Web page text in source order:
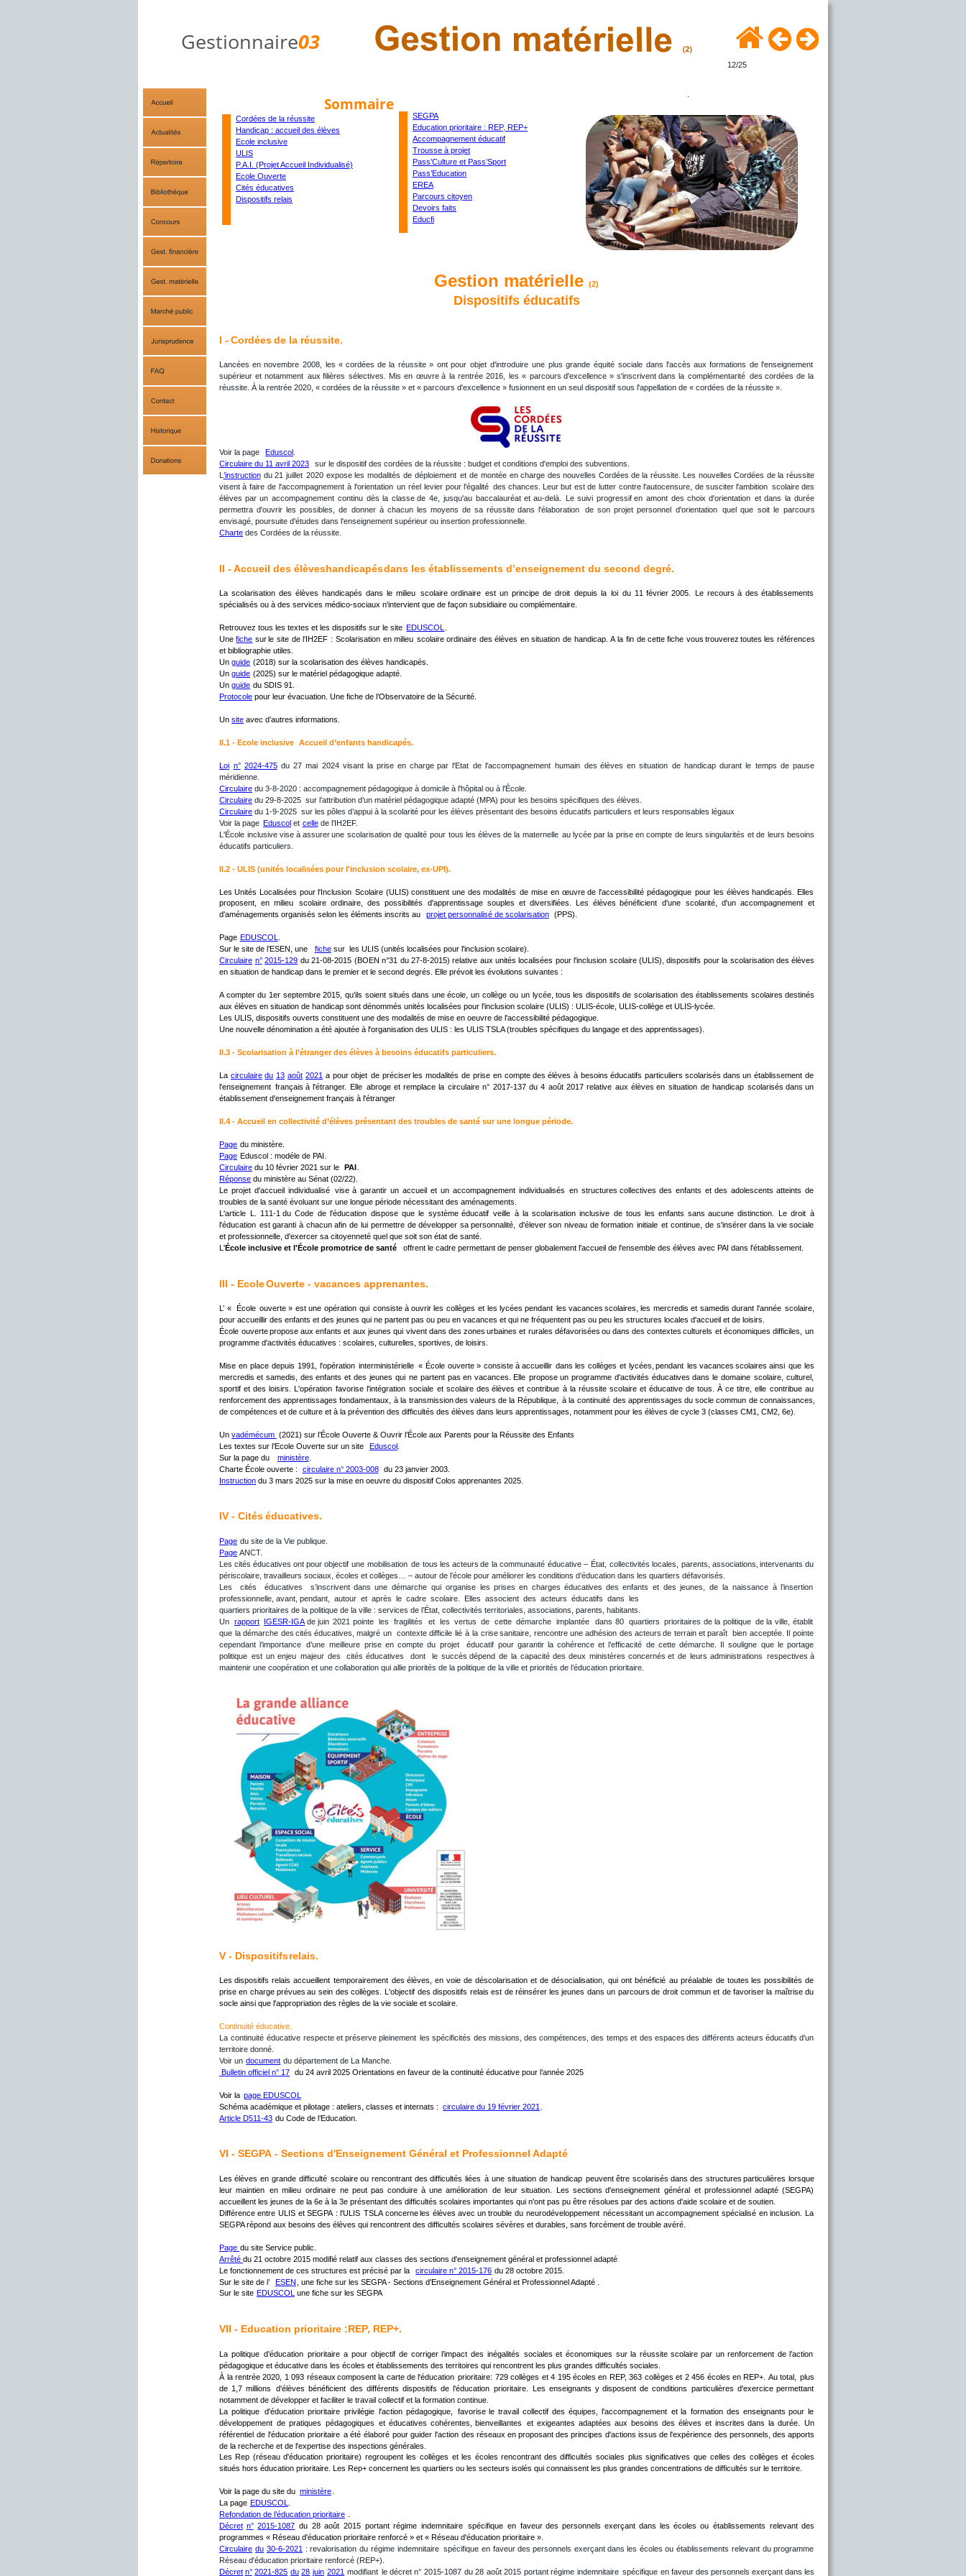
Gestionnaire03
Gestion matérielle (2)
Dispositifs éducatifs
I - Cordées de la réussite.
Lancées en novembre 2008, les « cordées de la réussite » ont pour objet d'introduire une plus grande équité sociale dans l'accès aux formations de l'enseignement
supérieur et notamment aux filières sélectives. Mis en œuvre à la rentrée 2016, les « parcours d'excellence » s'inscrivent dans la complémentarité des cordées de la
réussite. À la rentrée 2020, « cordées de la réussite » et « parcours d'excellence » fusionnent en un seul dispositif sous l'appellation de « cordées de la réussite ».
Voir la page Eduscol
Circulaire du 11 avril 2023
  sur le dispositif des cordées de la réussite : budget et conditions d'emploi des subventions.
L ’instruction du 21 juillet 2020 expose les modalités de déploiement et de montée en charge des nouvelles Cordées de la réussite. Les nouvelles Cordées de la réussite
visent à faire de l'accompagnement à l'orientation un réel levier pour l'égalité des chances. Leur but est de lutter contre l'autocensure, de susciter l'ambition scolaire des
élèves par un accompagnement continu dès la classe de 4e, jusqu'au baccalauréat et au-delà. Le suivi progressif en amont des choix d'orientation et dans la durée
permettra d'ouvrir les possibles, de donner à chacun les moyens de sa réussite dans l'élaboration de son projet personnel d'orientation quel que soit le parcours
envisagé, poursuite d'études dans l'enseignement supérieur ou insertion professionnelle.
Charte des Cordées de la réussite.
II - Accueil des élèves handicapés dans les établissements d’enseignement du second degré.
La scolarisation des élèves handicapés dans le milieu scolaire ordinaire est un principe de droit depuis la loi du 11 février 2005. Le recours à des établissements
spécialisés ou à des services médico-sociaux n'intervient que de façon subsidiaire ou complémentaire.
Retrouvez tous les textes et les dispositifs sur le site EDUSCOL
Une fiche sur le site de l’IH2EF : Scolarisation en milieu scolaire ordinaire des élèves en situation de handicap. A la fin de cette fiche vous trouverez toutes les références
et bibliographie utiles.
Un guide (2018) sur la scolarisation des élèves handicapés.
Un guide (2025) sur le matériel pédagogique adapté.
Un guide du SDIS 91.
Protocole pour leur évacuation. Une fiche de l’Observatoire de la Sécurité.
Un site avec d’autres informations.
II.1 - Ecole inclusive
  Accueil d’enfants handicapés.
Loi n° 2024-475 du 27 mai 2024 visant la prise en charge par l'Etat de l'accompagnement humain des élèves en situation de handicap durant le temps de pause
méridienne.
Circulaire du 3-8-2020 : accompagnement pédagogique à domicile à l'hôpital ou à l'École.
Circulaire du 29-8-2025  sur l’attribution d’un matériel pédagogique adapté (MPA) pour les besoins spécifiques des élèves.
Circulaire du 1-9-2025  sur les pôles d’appui à la scolarité pour les élèves présentant des besoins éducatifs particuliers et leurs responsables légaux
Voir la page Eduscol et celle de l’IH2EF.
L'École inclusive vise à assurerune scolarisation de qualité pour tous les élèves de la maternelle au lycée par la prise en compte de leurs singularités et de leurs besoins
éducatifs particuliers.
II.2 - ULIS (unités localisées pour l'inclusion scolaire, ex-UPI).
Les Unités Localisées pour l'Inclusion Scolaire (ULIS) constituent une des modalités de mise en œuvre de l'accessibilité pédagogique pour les élèves handicapés.
Elles
proposent, en milieu scolaire ordinaire, des possibilités d'apprentissage souples et diversifiées. Les élèves bénéficient d'une scolarité, d'un accompagnement et
d'aménagements organisés selon les éléments inscrits au
projet personnalisé de scolarisation
  (PPS).
Page EDUSCOL
Sur le site de l’ESEN, une
fiche sur  les ULIS (unités localisées pour l'inclusion scolaire).
Circulaire n° 2015-129 du 21-08-2015 (BOEN n°31 du 27-8-2015) relative aux unités localisées pour l'inclusion scolaire (ULIS), dispositifs pour la scolarisation des élèves
en situation de handicap dans le premier et le second degrés. Elle prévoit les évolutions suivantes :
A compter du 1er septembre 2015, qu'ils soient situés dans une école, un collège ou un lycée, tous les dispositifs de scolarisation des établissements scolaires destinés
aux élèves en situation de handicap sont dénommés unités localisées pour l'inclusion scolaire (ULIS) : ULIS-école, ULIS-collège et ULIS-lycée.
Les ULIS, dispositifs ouverts constituent une des modalités de mise en oeuvre de l'accessibilité pédagogique.
Une nouvelle dénomination a été ajoutée à l'organisation des ULIS : les ULIS TSLA (troubles spécifiques du langage et des apprentissages).
II.3 - Scolarisation à l’étranger des élèves à besoins éducatifs particuliers.
La circulaire du 13 août 2021 a pour objet de préciser les modalités de prise en compte des élèves à besoins éducatifs particuliers scolarisés dans un établissement de
l'enseignement français à l'étranger. Elle abroge et remplace la circulaire n° 2017-137 du 4 août 2017 relative aux élèves en situation de handicap scolarisés dans un
établissement d'enseignement français à l'étranger
II.4 - Accueil en collectivité d’élèves présentant des troubles de santé sur une longue période.
Page du ministère.
Page Eduscol : modéle de PAI.
Circulaire du 10 février 2021 sur le PAI
Réponse du ministère au Sénat (02/22).
Le projet d'accueil individualisé vise à garantir un accueil et un accompagnement individualisés en structures collectives des enfants et des adolescents atteints de
troubles de la santé évoluant sur une longue période nécessitant des aménagements.
L'article L. 111-1 du Code de l'éducation dispose que le système éducatif veille à la scolarisation inclusive de tous les enfants sans aucune distinction. Le droit à
l'éducation est garanti à chacun afin de lui permettre de développer sa personnalité, d'élever son niveau de formation initiale et continue, de s'insérer dans la vie sociale
et professionnelle, d'exercer sa citoyenneté quel que soit son état de santé.
L'École inclusive et l'École promotrice de santé
   offrent le cadre permettant de penser globalement l'accueil de l'ensemble des élèves avec PAI dans l'établissement.
III - Ecole Ouverte - vacances apprenantes.
L’ « École ouverte » est une opération qui consiste à ouvrir les collèges et les lycées pendant les vacances scolaires, les mercredis et samedis durant l'année scolaire,
pour accueillir des enfants et des jeunes qui ne partent pas ou peu en vacances et qui ne fréquentent pas ou peu les structures locales d'accueil et de loisirs.
École ouverte propose aux enfants et aux jeunes qui vivent dans des zones urbaines et rurales défavorisées ou dans des contextes culturels et économiques difficiles,
un
programme d'activités éducatives : scolaires, culturelles, sportives, de loisirs.
Mise en place depuis 1991, l'opération interministérielle « École ouverte » consiste à accueillir dans les collèges et lycées, pendant les vacances scolaires ainsi que les
mercredis et samedis, des enfants et des jeunes qui ne partent pas en vacances. Elle propose un programme d'activités éducatives dans le domaine scolaire, culturel,
sportif et des loisirs. L'opération favorise l'intégration sociale et scolaire des élèves et contribue à la réussite scolaire et éducative de tous. À ce titre, elle contribue au
renforcement des apprentissages fondamentaux, à la transmission des valeurs de la République, à la continuité des apprentissages du socle commun de connaissances,
de compétences et de culture et à la prévention des difficultés des élèves dans leurs apprentissages, notamment pour les élèves de cycle 3 (classes CM1, CM2, 6e).
Un vadémécum (2021) sur l’École Ouverte & Ouvrir l’École aux Parents pour la Réussite des Enfants
Les textes sur l’Ecole Ouverte sur un site Eduscol
Sur la page du
ministère
Charte École ouverte : circulaire n° 2003-008
  du 23 janvier 2003.
Instruction du 3 mars 2025 sur la mise en oeuvre du dispositif Colos apprenantes 2025.
IV - Cités éducatives.
Page du site de la Vie publique.
Page ANCT.
Les cités éducatives ont pour objectif une mobilisation de tous les acteurs de la communauté éducative – État, collectivités locales, parents, associations, intervenants du
périscolaire, travailleurs sociaux, écoles et collèges… – autour de l’école pour améliorer les conditions d’éducation dans les quartiers défavorisés.
Les
cités éducatives s’inscrivent dans une démarche qui organise les prises en charges éducatives des enfants et des jeunes, de la naissance à l’insertion
professionnelle, avant, pendant,  autour  et  après  le  cadre  scolaire.  Elles  associent  des  acteurs  éducatifs  dans  les
quartiers prioritaires de la politique de la ville : services de l’État, collectivités territoriales, associations, parents, habitants.
Un rapport IGESR-IGA de juin 2021 pointe les fragilités et les vertus de cette démarche implantée dans 80 quartiers prioritaires de la politique de la ville,
établit
que la démarche des cités éducatives, malgré un contexte difficile lié à la crise sanitaire, rencontre une adhésion des acteurs de terrain et paraît bien acceptée. Il pointe
cependant l’importance d’une meilleure prise en compte du projet éducatif pour garantir la cohérence et l’efficacité de cette démarche. Il souligne que le portage
politique est un enjeu majeur des cités éducatives dont le succès dépend de la capacité des deux ministères concernés et de leurs administrations respectives à
maintenir une coopération et une collaboration qui allie priorités de la politique de la ville et priorités de l’éducation prioritaire.
V - Dispositifs relais.
Les dispositifs relais accueillent temporairement des élèves, en voie de déscolarisation et de désocialisation, qui ont bénéficié au préalable de toutes les possibilités de
prise en charge prévues au sein des collèges. L'objectif des dispositifs relais est de réinsérer les jeunes dans un parcours de droit commun et de favoriser la maîtrise du
socle ainsi que l'appropriation des règles de la vie sociale et scolaire.
Continuité éducative.
La continuité éducative respecte et préserve pleinement les spécificités des missions, des compétences, des temps et des espaces des différents acteurs éducatifs d'un
territoire donné.
Voir un document du département de La Manche.
Bulletin officiel n° 17 du 24 avril 2025 Orientations en faveur de la continuité éducative pour l’année 2025
Voir la page EDUSCOL
Schéma académique et pilotage : ateliers, classes et internats :
circulaire du 19 février 2021
Article D511-43 du Code de l’Education.
VI - SEGPA - Sections d'Enseignement Général et Professionnel Adapté
Les élèves en grande difficulté scolaire ou rencontrant des difficultés liées à une situation de handicap peuvent être scolarisés dans des structures particulières lorsque
leur maintien en milieu ordinaire ne peut pas conduire à une amélioration de leur situation. Les sections d'enseignement général et professionnel adapté (SEGPA)
accueillent les jeunes de la 6e à la 3e présentant des difficultés scolaires importantes qui n'ont pas pu être résolues par des actions d'aide scolaire et de soutien.
Différence entre ULIS et SEGPA : l'ULIS TSLA concerne les élèves avec un trouble du neurodéveloppement nécessitant un accompagnement spécialisé en inclusion.
La
SEGPA répond aux besoins des élèves qui rencontrent des difficultés scolaires sévères et durables, sans forcément de trouble avéré.
Page du site Service public.
Arrêté du 21 octobre 2015 modifié relatif aux classes des sections d'enseignement général et professionnel adapté
Le fonctionnement de ces structures est précisé par la circulaire n° 2015-176 du 28 octobre 2015.
Sur le site de l’
ESEN
, une fiche sur les SEGPA - Sections d'Enseignement Général et Professionnel Adapté .
Sur le site EDUSCOL une fiche sur les SEGPA
VII - Education prioritaire : REP, REP+.
La politique d’éducation prioritaire a pour objectif de corriger l’impact des inégalités sociales et économiques sur la réussite scolaire par un renforcement de l’action
pédagogique et éducative dans les écoles et établissements des territoires qui rencontrent les plus grandes difficultés sociales.
À la rentrée 2020, 1 093 réseaux composent la carte de l'éducation prioritaire: 729 collèges et 4 195 écoles en REP, 363 collèges et 2 456 écoles en REP+. Au total,
plus
de 1,7 millions d'élèves bénéficient des différents dispositifs de l'éducation prioritaire. Les enseignants y disposent de conditions particulières d'exercice permettant
notamment de développer et faciliter le travail collectif et la formation continue.
La politique d'éducation prioritaire privilégie l'action pédagogique, favorise le travail collectif des équipes, l'accompagnement et la formation des enseignants pour le
développement de pratiques pédagogiques et éducatives cohérentes, bienveillantes et exigeantes adaptées aux besoins des élèves et inscrites dans la durée.
Un
référentiel de l'éducation prioritaire a été élaboré pour guider l'action des réseaux en proposant des principes d'actions issus de l'expérience des personnels, des apports
de la recherche et de l'expertise des inspections générales.
Les Rep (réseau d'éducation prioritaire) regroupent les collèges et les écoles rencontrant des difficultés sociales plus significatives que celles des collèges et écoles
situés hors éducation prioritaire. Les Rep+ concernent les quartiers ou les secteurs isolés qui connaissent les plus grandes concentrations de difficultés sur le territoire.
Voir la page du site du ministère.
La page EDUSCOL
Refondation de l’éducation prioritaire
Décret n° 2015-1087 du 28 août 2015 portant régime indemnitaire spécifique en faveur des personnels exerçant dans les écoles ou établissements relevant des
programmes « Réseau d'éducation prioritaire renforcé » et « Réseau d'éducation prioritaire ».
Circulaire du 30-6-2021 : revalorisation du régime indemnitaire spécifique en faveur des personnels exerçant dans les écoles ou établissements relevant du programme
Réseau d'éducation prioritaire renforcé (REP+).
Décret n° 2021-825 du 28 juin 2021 modifiant le décret n° 2015-1087 du 28 août 2015 portant régime indemnitaire spécifique en faveur des personnels exerçant dans les
12/25
Cordées de la réussite
Handicap : accueil des élèves
Ecole inclusive
ULIS
P.A.I. (Projet Accueil Individualisé)
Ecole Ouverte
Cités éducatives
Dispositifs relais
Sommaire
SEGPA
Education prioritaire : REP, REP+
Accompagnement éducatif
Trousse à projet
Pass’Culture et Pass’Sport
Pass’Education
EREA
Parcours citoyen
Devoirs faits
Educfi